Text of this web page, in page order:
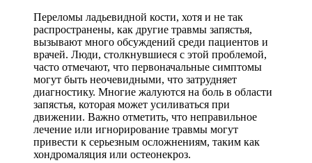
Переломы ладьевидной кости, хотя и не так
распространены, как другие травмы запястья,
вызывают много обсуждений среди пациентов и
врачей. Люди, столкнувшиеся с этой проблемой,
часто отмечают, что первоначальные симптомы
могут быть неочевидными, что затрудняет
диагностику. Многие жалуются на боль в области
запястья, которая может усиливаться при
движении. Важно отметить, что неправильное
лечение или игнорирование травмы могут
привести к серьезным осложнениям, таким как
хондромаляция или остеонекроз.